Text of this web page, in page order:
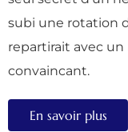
subi une rotation
repartirait avec
convaincant.
En savoir plus